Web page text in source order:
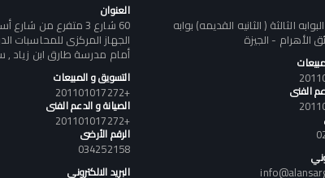
البوابه الثالثة ( الثانيه القديمه) بوابه
الأهرام - الجيزة
الفنى
العنوان
60 شارع 3 متفرع من
أمام مدرسة طارق ابن زياد ,
التسويق و المبيعات
+201101017272
الصيانة و الدعم الفنى
+201101017272
الرقم الأرضى
034252158
البريد الالكتروني